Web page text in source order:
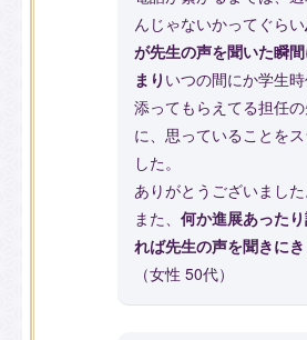
んじゃないかってぐらい
が先生の声を聞いた瞬
まり いつの間にか学生
添ってもらえてる担任
に、思っていることを
した。
ありがとうございました
また、 何か進展あった
れば先生の声を聞きにき
（女性 50代）